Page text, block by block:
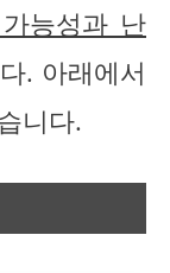
능성과 난
. 아래에서
니다.